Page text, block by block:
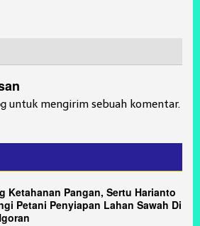
untuk mengirim sebuah komentar.
Ketahanan Pangan, Sertu Harianto
Petani Penyiapan Lahan Sawah Di